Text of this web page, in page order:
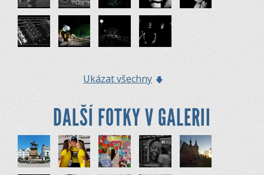
Ukázat všechny
DALŠÍ FOTKY V GALERII